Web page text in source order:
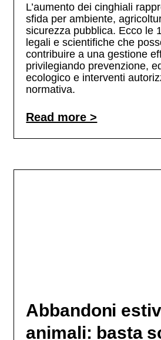
L’aumento dei cinghiali
sfida per ambiente,
sicurezza pubblica. Ecco le
legali e scientifiche che
contribuire a una gestione
privilegiando prevenzione,
ecologico e interventi
normativa.
Read more >
Abbandoni
animali: basta